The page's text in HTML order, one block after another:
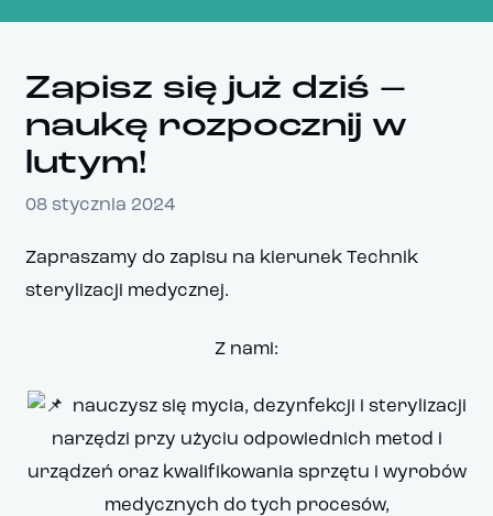
Zapisz się już dziś –
naukę rozpocznij w
lutym!
08 stycznia 2024
Zapraszamy do zapisu na kierunek Technik
sterylizacji medycznej.
Z nami:
nauczysz się mycia, dezynfekcji i sterylizacji
narzędzi przy użyciu odpowiednich metod i
urządzeń oraz kwalifikowania sprzętu i wyrobów
medycznych do tych procesów,